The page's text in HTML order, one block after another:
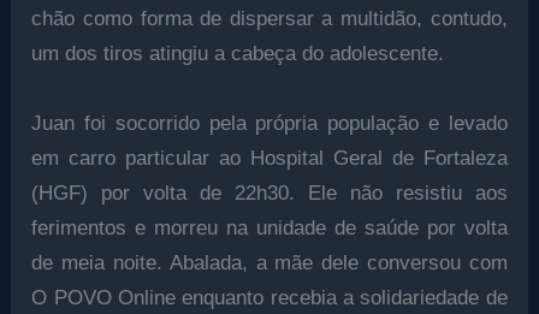
chão como forma de dispersar a multidão, contudo,
um dos tiros atingiu a cabeça do adolescente.
Juan foi socorrido pela própria população e levado
em carro particular ao Hospital Geral de Fortaleza
(HGF) por volta de 22h30. Ele não resistiu aos
ferimentos e morreu na unidade de saúde por volta
de meia noite. Abalada, a mãe dele conversou com
O POVO Online enquanto recebia a solidariedade de